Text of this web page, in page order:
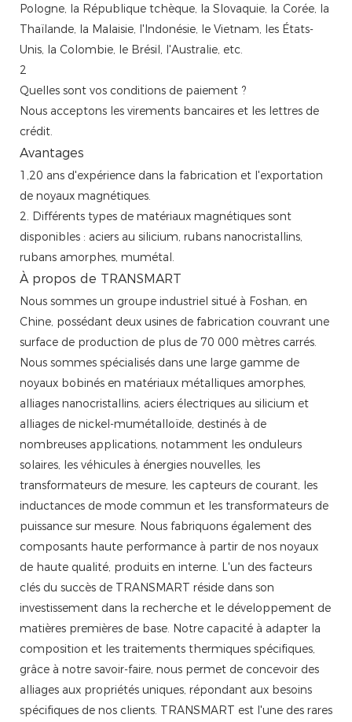
Pologne, la République tchèque, la Slovaquie, la Corée, la
Thaïlande, la Malaisie, l'Indonésie, le Vietnam, les États-
Unis, la Colombie, le Brésil, l'Australie, etc.
2
Quelles sont vos conditions de paiement ?
Nous acceptons les virements bancaires et les lettres de
crédit.
Avantages
1,20 ans d'expérience dans la fabrication et l'exportation
de noyaux magnétiques.
2. Différents types de matériaux magnétiques sont
disponibles : aciers au silicium, rubans nanocristallins,
rubans amorphes, mumétal.
À propos de TRANSMART
Nous sommes un groupe industriel situé à Foshan, en
Chine, possédant deux usines de fabrication couvrant une
surface de production de plus de 70 000 mètres carrés.
Nous sommes spécialisés dans une large gamme de
noyaux bobinés en matériaux métalliques amorphes,
alliages nanocristallins, aciers électriques au silicium et
alliages de nickel-mumétalloïde, destinés à de
nombreuses applications, notamment les onduleurs
solaires, les véhicules à énergies nouvelles, les
transformateurs de mesure, les capteurs de courant, les
inductances de mode commun et les transformateurs de
puissance sur mesure. Nous fabriquons également des
composants haute performance à partir de nos noyaux
de haute qualité, produits en interne. L'un des facteurs
clés du succès de TRANSMART réside dans son
investissement dans la recherche et le développement de
matières premières de base. Notre capacité à adapter la
composition et les traitements thermiques spécifiques,
grâce à notre savoir-faire, nous permet de concevoir des
alliages aux propriétés uniques, répondant aux besoins
spécifiques de nos clients. TRANSMART est l'une des rares